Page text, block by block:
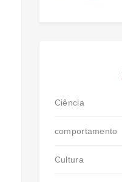
Ciência
comportamento
Cultura